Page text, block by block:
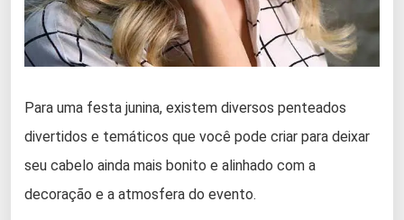
Para uma festa junina, existem diversos penteados
divertidos e temáticos que você pode criar para deixar
seu cabelo ainda mais bonito e alinhado com a
decoração e a atmosfera do evento.